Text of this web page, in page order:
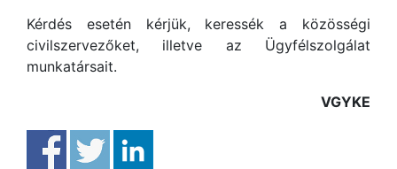
Kérdés esetén kérjük, keressék a közösségi
civilszervezőket, illetve az Ügyfélszolgálat
munkatársait.
VGYKE